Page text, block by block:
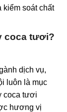
kiểm soát chất
coca tươi?
dịch vụ,
luôn là mục
coca tươi
hương vị